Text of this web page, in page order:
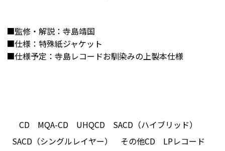
■監修・解説：寺島靖国
■仕様：特殊紙ジャケット
■仕様予定：寺島レコードお馴染みの上製本仕様
CD MQA-CD UHQCD
SACD（ハイブリッド）
SACD（シングルレイヤー）
その他CD
LPレコード